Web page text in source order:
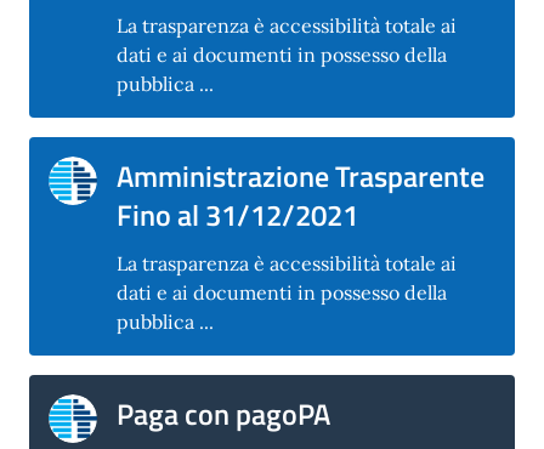
La trasparenza è accessibilità totale ai
dati e ai documenti in possesso della
pubblica ...
Amministrazione Trasparente
Fino al 31/12/2021
La trasparenza è accessibilità totale ai
dati e ai documenti in possesso della
pubblica ...
Paga con pagoPA